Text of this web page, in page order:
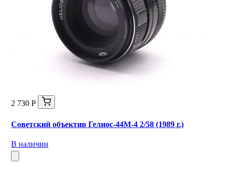
2 730 Р
Советский объектив Гелиос-44М-4 2/58 (1989 г.)
В наличии